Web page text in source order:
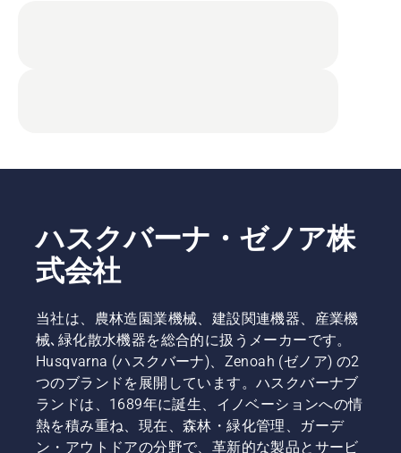
ハスクバーナ・ゼノア株
式会社
当社は、農林造園業機械、建設関連機器、産業機
械､緑化散水機器を総合的に扱うメーカーです。
Husqvarna (ハスクバーナ)、Zenoah (ゼノア) の2
つのブランドを展開しています。ハスクバーナブ
ランドは、1689年に誕生、イノベーションへの情
熱を積み重ね、現在、森林・緑化管理、ガーデ
ン・アウトドアの分野で、革新的な製品とサービ